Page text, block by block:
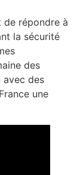
de répondre à
la sécurité
des
avec des
une